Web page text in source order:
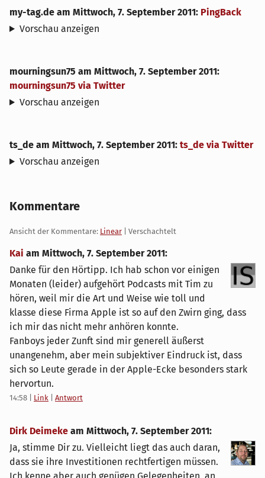
my-tag.de am Mittwoch, 7. September 2011: PingBack
Vorschau anzeigen
mourningsun75 am Mittwoch, 7. September 2011:
mourningsun75 via Twitter
Vorschau anzeigen
ts_de am Mittwoch, 7. September 2011: ts_de via Twitter
Vorschau anzeigen
Kommentare
Ansicht der Kommentare: Linear | Verschachtelt
Kai am Mittwoch, 7. September 2011:
Danke für den Hörtipp. Ich hab schon vor einigen
Monaten (leider) aufgehört Podcasts mit Tim zu
hören, weil mir die Art und Weise wie toll und
klasse diese Firma Apple ist so auf den Zwirn ging, dass
ich mir das nicht mehr anhören konnte.
Fanboys jeder Zunft sind mir generell äußerst
unangenehm, aber mein subjektiver Eindruck ist, dass
sich so Leute gerade in der Apple-Ecke besonders stark
hervortun.
14:58 Link Antwort
Dirk Deimeke am Mittwoch, 7. September 2011:
Ja, stimme Dir zu. Vielleicht liegt das auch daran,
dass sie ihre Investitionen rechtfertigen müssen.